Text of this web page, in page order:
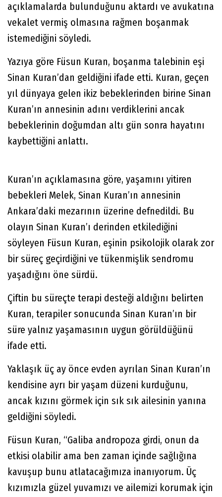
açıklamalarda bulunduğunu aktardı ve avukatına
vekalet vermiş olmasına rağmen boşanmak
istemediğini söyledi.
Yazıya göre Füsun Kuran, boşanma talebinin eşi
Sinan Kuran’dan geldiğini ifade etti. Kuran, geçen
yıl dünyaya gelen ikiz bebeklerinden birine Sinan
Kuran’ın annesinin adını verdiklerini ancak
bebeklerinin doğumdan altı gün sonra hayatını
kaybettiğini anlattı.
Kuran’ın açıklamasına göre, yaşamını yitiren
bebekleri Melek, Sinan Kuran’ın annesinin
Ankara’daki mezarının üzerine defnedildi. Bu
olayın Sinan Kuran’ı derinden etkilediğini
söyleyen Füsun Kuran, eşinin psikolojik olarak zor
bir süreç geçirdiğini ve tükenmişlik sendromu
yaşadığını öne sürdü.
Çiftin bu süreçte terapi desteği aldığını belirten
Kuran, terapiler sonucunda Sinan Kuran’ın bir
süre yalnız yaşamasının uygun görüldüğünü
ifade etti.
Yaklaşık üç ay önce evden ayrılan Sinan Kuran’ın
kendisine ayrı bir yaşam düzeni kurduğunu,
ancak kızını görmek için sık sık ailesinin yanına
geldiğini söyledi.
Füsun Kuran, “Galiba andropoza girdi, onun da
etkisi olabilir ama ben zaman içinde sağlığına
kavuşup bunu atlatacağımıza inanıyorum. Üç
kızımızla güzel yuvamızı ve ailemizi korumak için